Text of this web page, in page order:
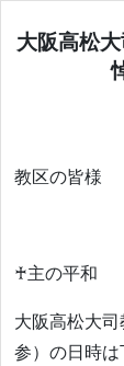
大阪高松
教区の皆様
♰主の平和
大阪高松大
参）の日時